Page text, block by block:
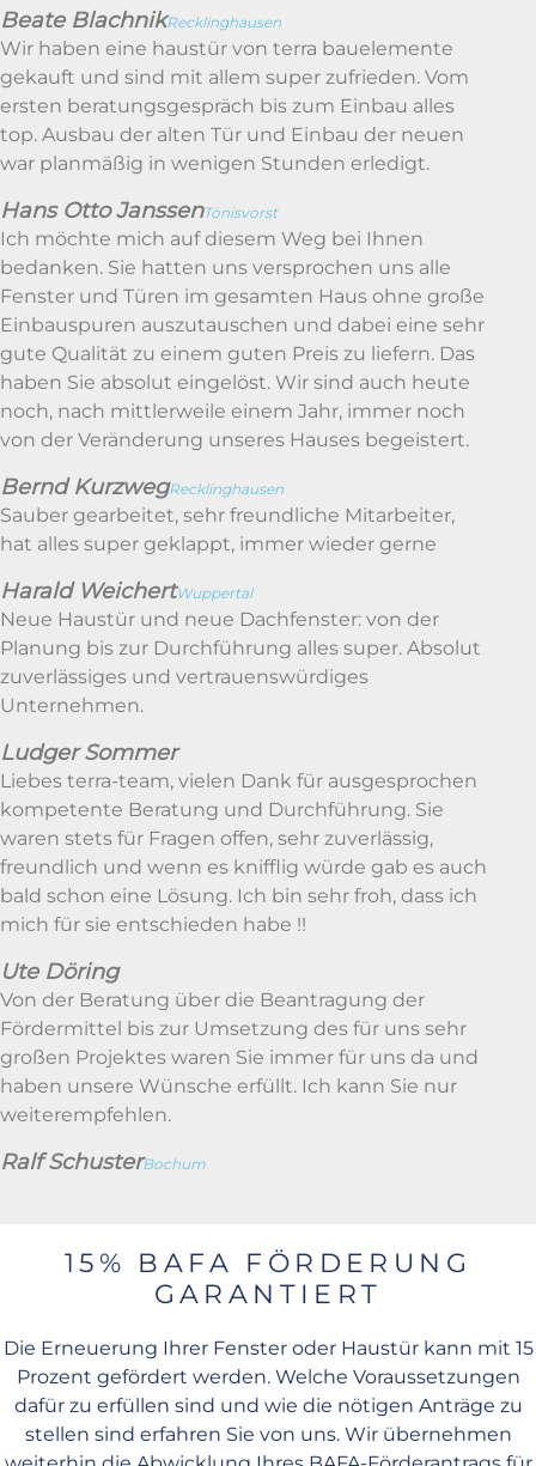
Beate BlachnikRecklinghausen
Wir haben eine haustür von terra bauelemente
gekauft und sind mit allem super zufrieden. Vom
ersten beratungsgespräch bis zum Einbau alles
top. Ausbau der alten Tür und Einbau der neuen
war planmäßig in wenigen Stunden erledigt.
Hans Otto JanssenTönisvorst
Ich möchte mich auf diesem Weg bei Ihnen
bedanken. Sie hatten uns versprochen uns alle
Fenster und Türen im gesamten Haus ohne große
Einbauspuren auszutauschen und dabei eine sehr
gute Qualität zu einem guten Preis zu liefern. Das
haben Sie absolut eingelöst. Wir sind auch heute
noch, nach mittlerweile einem Jahr, immer noch
von der Veränderung unseres Hauses begeistert.
Bernd KurzwegRecklinghausen
Sauber gearbeitet, sehr freundliche Mitarbeiter,
hat alles super geklappt, immer wieder gerne
Harald WeichertWuppertal
Neue Haustür und neue Dachfenster: von der
Planung bis zur Durchführung alles super. Absolut
zuverlässiges und vertrauenswürdiges
Unternehmen.
Ludger Sommer
Liebes terra-team, vielen Dank für ausgesprochen
kompetente Beratung und Durchführung. Sie
waren stets für Fragen offen, sehr zuverlässig,
freundlich und wenn es knifflig würde gab es auch
bald schon eine Lösung. Ich bin sehr froh, dass ich
mich für sie entschieden habe !!
Ute Döring
Von der Beratung über die Beantragung der
Fördermittel bis zur Umsetzung des für uns sehr
großen Projektes waren Sie immer für uns da und
haben unsere Wünsche erfüllt. Ich kann Sie nur
weiterempfehlen.
Ralf SchusterBochum
15% BAFA FÖRDERUNG
GARANTIERT
Die Erneuerung Ihrer Fenster oder Haustür kann mit 15
Prozent gefördert werden. Welche Voraussetzungen
dafür zu erfüllen sind und wie die nötigen Anträge zu
stellen sind erfahren Sie von uns. Wir übernehmen